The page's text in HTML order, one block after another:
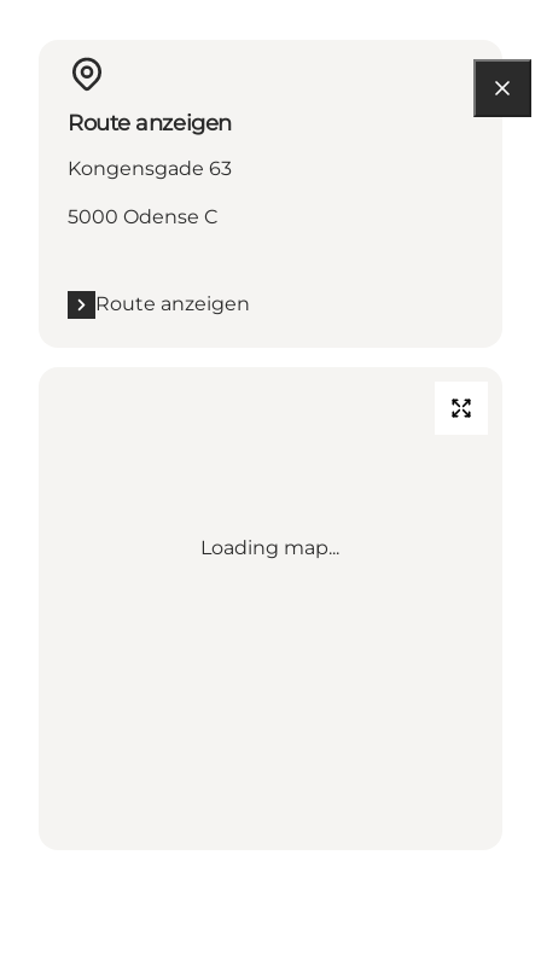
Route anzeigen
Kongensgade 63
5000 Odense C
Route anzeigen
Loading map...